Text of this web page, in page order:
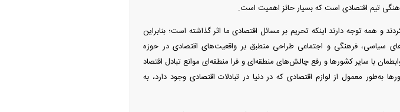
تیم اقتصادی است که بسیار حائز اهمیت است.
و همه توجه دارند اینکه تحریم بر مسائل اقتصادی ما اثر گذاشته است؛ بنابراین
سیاسی، فرهنگی و اجتماعی طراحی منطبق بر واقعیت‌های اقتصادی در حوزه
با سایر کشور‌ها و رفع چالش‌های منطقه‌ای و فرا منطقه‌ای موانع تبادل اقتصاد
به‌طور معمول از لوازم اقتصادی که در دنیا در تبادلات اقتصادی وجود دارد، به